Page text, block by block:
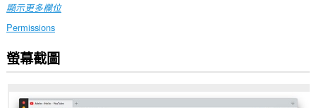
顯示更多欄位
Permissions
這
個
螢幕截圖